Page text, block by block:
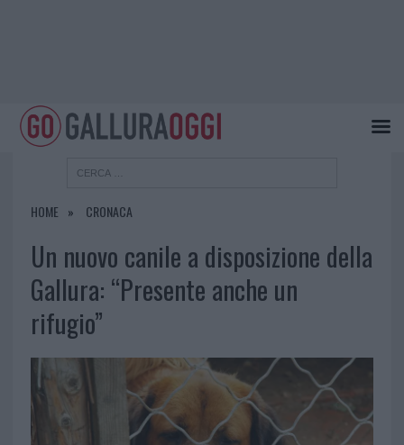
HOME CRONACA
Un nuovo canile a disposizione della
Gallura: “Presente anche un
rifugio”